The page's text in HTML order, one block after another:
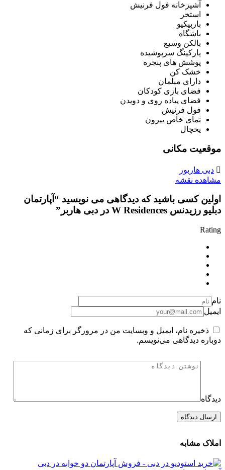
آشپزخانه فول فرنیش
استخر
باربیکیو
باشگاه
بالکن وسیع
پارکینگ سرپوشیده
پوشش های پنجره
خشک کن
دارای مبلمان
فضای بازی کودکان
فضای پیاده روی و دویدن
فول فرنیش
نمای خاص بیرون
یخچال
موقعیت مکانی
دبی هاربور
مشاهده نقشه
اولین کسی باشید که دیدگاهی می نویسید “آپارتمان
دبلیو رزیدنس W Residences در دبی هاربر”
Rating
نام
ایمیل
ذخیره نام، ایمیل و وبسایت من در مرورگر برای زمانی که
دوباره دیدگاهی می‌نویسم.
دیدگاه
املاک مشابه